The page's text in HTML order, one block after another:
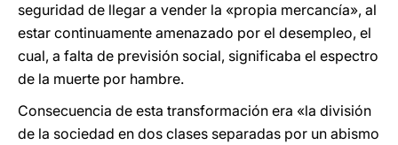
seguridad de llegar a vender la «propia mercancía», al
estar continuamente amenazado por el desempleo, el
cual, a falta de previsión social, significaba el espectro
de la muerte por hambre.
Consecuencia de esta transformación era «la división
de la sociedad en dos clases separadas por un abismo